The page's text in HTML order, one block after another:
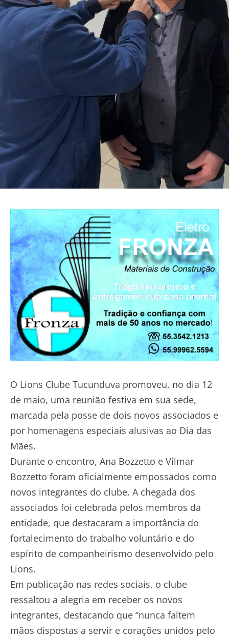
O Lions Clube Tucunduva promoveu, no dia 12
de maio, uma reunião festiva em sua sede,
marcada pela posse de dois novos associados e
por homenagens especiais alusivas ao Dia das
Mães.
Durante o encontro, Ana Bozzetto e Vilmar
Bozzetto foram oficialmente empossados como
novos integrantes do clube. A chegada dos
associados foi celebrada pelos membros da
entidade, que destacaram a importância do
fortalecimento do trabalho voluntário e do
espírito de companheirismo desenvolvido pelo
Lions.
Em publicação nas redes sociais, o clube
ressaltou a alegria em receber os novos
integrantes, destacando que “nunca faltem
mãos dispostas a servir e corações unidos pelo